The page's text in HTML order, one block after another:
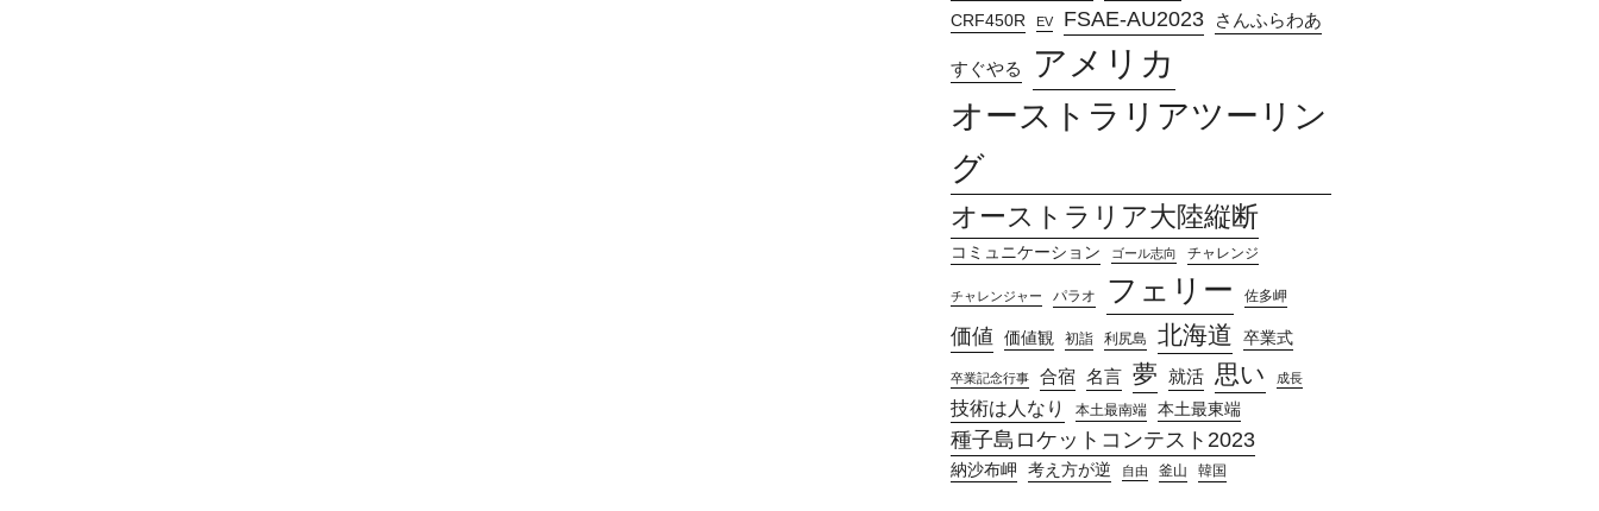
CRF450R
EV FSAE-AU2023 さんふらわあ
すぐやる アメリカ
オーストラリアツーリン
グ
オーストラリア大陸縦断
コミュニケーション ゴール志向 チャレンジ
チャレンジャー パラオ フェリー 佐多岬
価値 価値観 初詣 利尻島 北海道 卒業式
卒業記念行事 合宿 名言 夢 就活 思い 成長
技術は人なり 本土最南端 本土最東端
種子島ロケットコンテスト2023
納沙布岬 考え方が逆 自由 釜山 韓国